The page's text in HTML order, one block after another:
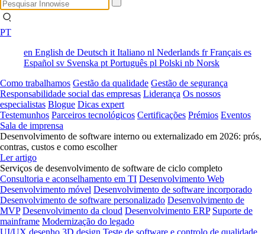
PT
en English de Deutsch it Italiano nl Nederlands frFrançais es
Español sv Svenska pt Português pl Polski nb Norsk
Como trabalhamos Gestão da qualidade Gestão de segurança
Responsabilidade social das empresas Liderança Os nossos
especialistas Blogue Dicas expert
Testemunhos Parceiros tecnológicos Certificações Prémios Eventos
Sala de imprensa
Desenvolvimento de software interno ou externalizado em 2026: prós,
contras, custos e como escolher
Ler artigo
Serviços de desenvolvimento de software de ciclo completo
Consultoria e aconselhamento em TI Desenvolvimento Web
Desenvolvimento móvel Desenvolvimento de software incorporado
Desenvolvimento de software personalizado Desenvolvimento de
MVP Desenvolvimento da cloud Desenvolvimento ERP Suporte de
mainframe Modernização do legado
UI/UX desenho 3D design Teste de software e controlo de qualidade